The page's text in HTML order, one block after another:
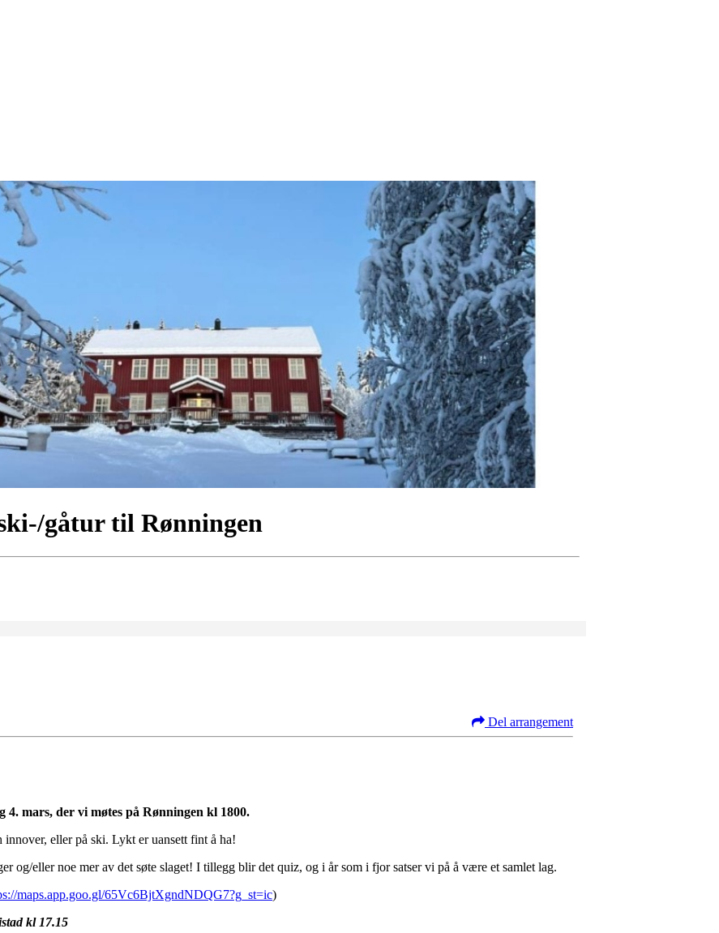
gåtur til Rønningen
Del arrangement
mars, der vi møtes på Rønningen kl 1800.
eller på ski. Lykt er uansett fint å ha!
og/eller noe mer av det søte slaget! I tillegg blir det quiz, og i år som i fjor satser vi på å være et samlet lag.
maps.app.goo.gl/65Vc6BjtXgndNDQG7?g_st=ic)
kl 17.15